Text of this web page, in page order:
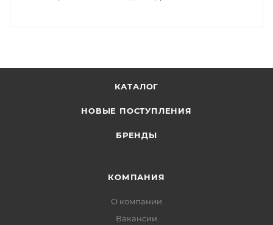
КАТАЛОГ
НОВЫЕ ПОСТУПЛЕНИЯ
БРЕНДЫ
КОМПАНИЯ
О компании
Вакансии